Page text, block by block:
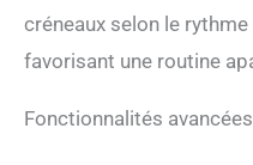
créneaux selon le
favorisant une routine
Fonctionnalités